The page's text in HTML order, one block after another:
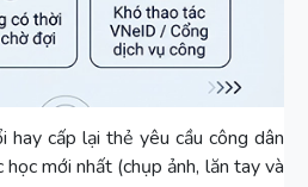
cấp lại thẻ yêu cầu công dân
mới nhất (chụp ảnh, lăn tay và